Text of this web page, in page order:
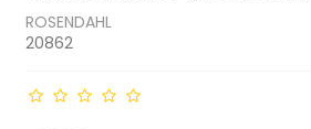
ROSENDAHL
20862